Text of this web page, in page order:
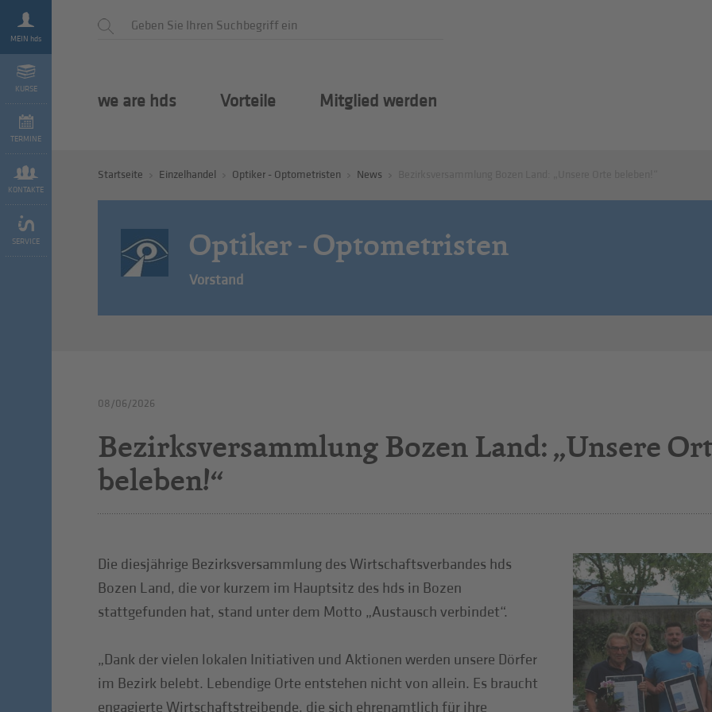
MEIN hds
KURSE
TERMINE
KONTAKTE
SERVICE
we are hds Vorteile Mitglied werden
Startseite Einzelhandel Optiker - Optometristen News
Optiker - Optometristen
Vorstand
08/06/2026
Bezirksversammlung Bozen Land: „Unsere
beleben!“
Die diesjährige Bezirksversammlung des Wirtschaftsverbandes hds
Bozen Land, die vor kurzem im Hauptsitz des hds in Bozen
stattgefunden hat, stand unter dem Motto „Austausch verbindet“.
„Dank der vielen lokalen Initiativen und Aktionen werden unsere Dörfer
im Bezirk belebt. Lebendige Orte entstehen nicht von allein. Es braucht
engagierte Wirtschaftstreibende, die sich ehrenamtlich für ihre